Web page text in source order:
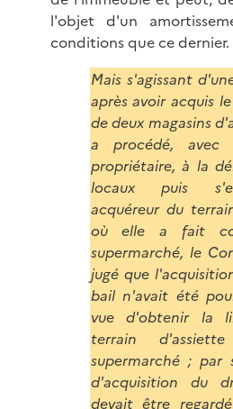
l'objet d'un
conditions que ce dernier.
Mais s'agissant
après avoir acquis
de deux magasins
a procédé, avec
propriétaire, à la
locaux puis
acquéreur du
où elle a fait
supermarché, le
jugé que
bail n'avait été
vue d'obtenir la
terrain
supermarché ; par
d'acquisition du
devait être